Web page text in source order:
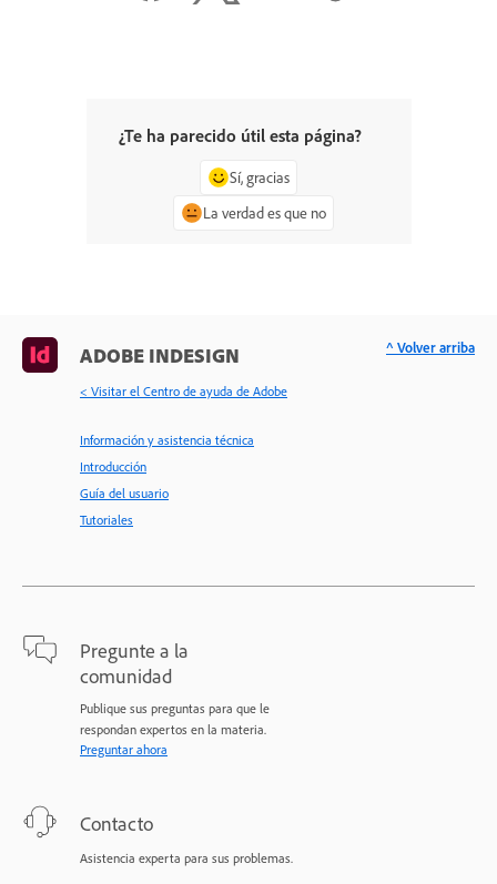
¿Te ha parecido útil esta página?
Sí, gracias
La verdad es que no
ADOBE INDESIGN
< Visitar el Centro de ayuda de Adobe
Información y asistencia técnica
Introducción
Guía del usuario
Tutoriales
Pregunte a la
comunidad
Publique sus preguntas para que le
respondan expertos en la materia.
Preguntar ahora
Contacto
Asistencia experta para sus problemas.
^ Volver arriba